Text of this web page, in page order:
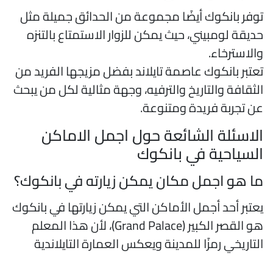
بانكوك أيضًا مجموعة من الحدائق جميلة مثل
لومبيني، حيث يمكن للزوار الاستمتاع بالتنزه
بانكوك عاصمة تايلاند بفضل مزيجها الفريد من
والتاريخ والترفيه، وجهة مثالية لكل من يبحث
تجربة فريدة ومتنوعة.
الشائعة حول اجمل الاماكن
في بانكوك
هو اجمل مكان يمكن زيارته في بانكوك؟
أحد أجمل الأماكن التي يمكن زيارتها في بانكوك
هو القصر الكبير (Grand Palace)، لأن هذا المعلم
رمزًا للمدينة ويعكس العمارة التايلاندية